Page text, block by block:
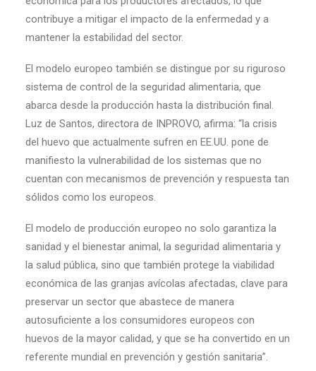
contribuye a mitigar el impacto de la enfermedad y a
mantener la estabilidad del sector.
El modelo europeo también se distingue por su riguroso
sistema de control de la seguridad alimentaria, que
abarca desde la producción hasta la distribución final.
Luz de Santos, directora de INPROVO, afirma: “la crisis
del huevo que actualmente sufren en EE.UU. pone de
manifiesto la vulnerabilidad de los sistemas que no
cuentan con mecanismos de prevención y respuesta tan
sólidos como los europeos.
El modelo de producción europeo no solo garantiza la
sanidad y el bienestar animal, la seguridad alimentaria y
la salud pública, sino que también protege la viabilidad
económica de las granjas avícolas afectadas, clave para
preservar un sector que abastece de manera
autosuficiente a los consumidores europeos con
huevos de la mayor calidad, y que se ha convertido en un
referente mundial en prevención y gestión sanitaria”.